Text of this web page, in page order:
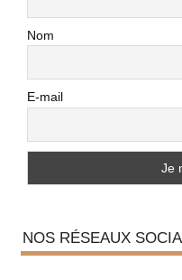
Nom
E-mail
NOS RÉSEAUX